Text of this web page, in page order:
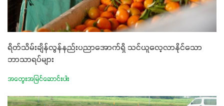
ရိတ်သိမ်းချိန်လွန်နည်းပညာအောက်ရှိ သင်ယူလေ့လာနိုင်သော
ဘာသာရပ်များ
အတွေးအမြင်ဆောင်းပါး